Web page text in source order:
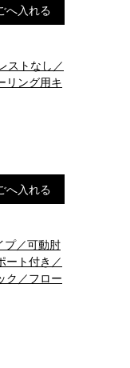
へ入れる
ストなし／
リング用キ
へ入れる
プ／可動肘
ート付き／
ク／フロー